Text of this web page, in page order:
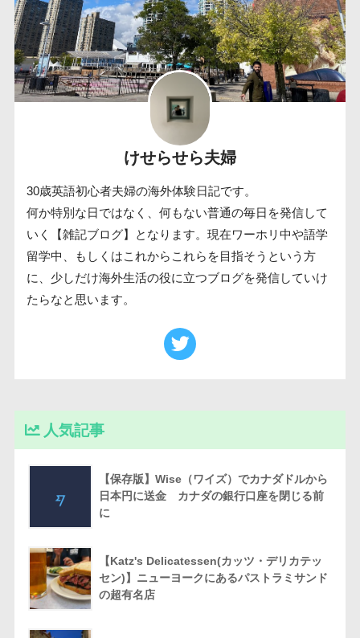
けせらせら夫婦
30歳英語初心者夫婦の海外体験日記です。
何か特別な日ではなく、何もない普通の毎日を発信して
いく【雑記ブログ】となります。現在ワーホリ中や語学
留学中、もしくはこれからこれらを目指そうという方
に、少しだけ海外生活の役に立つブログを発信していけ
たらなと思います。
人気記事
【保存版】Wise（ワイズ）でカナダドルから
日本円に送金 カナダの銀行口座を閉じる前
に
【Katz's Delicatessen(カッツ・デリカテッ
セン)】ニューヨークにあるパストラミサンド
の超有名店